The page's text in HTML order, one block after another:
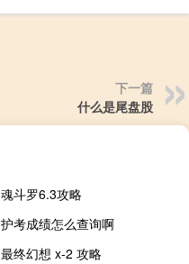
下一篇
什么是尾盘股
魂斗罗6.3攻略
护考成绩怎么查询啊
最终幻想 x-2 攻略